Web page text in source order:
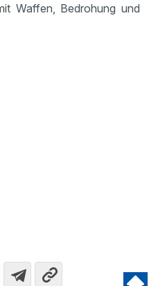
Waffen, Bedrohung und